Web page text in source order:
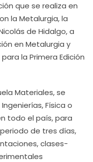
que se realiza en
la Metalurgia, la
de Hidalgo, a
en Metalurgia y
la Primera Edición
Materiales, se
Física o
todo el país, para
de tres días,
clases-